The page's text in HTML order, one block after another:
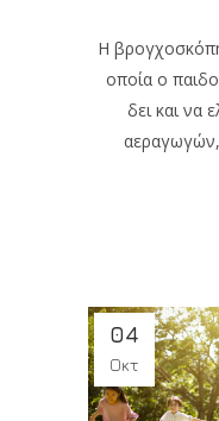
Η
οποία ο
δει και να
04
Οκτ